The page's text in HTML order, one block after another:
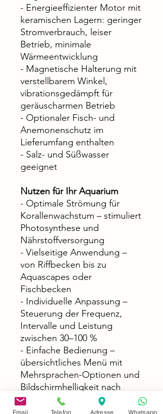
- Energieeffizienter Motor mit
keramischen Lagern: geringer
Stromverbrauch, leiser
Betrieb, minimale
Wärmeentwicklung
- Magnetische Halterung mit
verstellbarem Winkel,
vibrationsgedämpft für
geräuscharmen Betrieb
- Optionaler Fisch- und
Anemonenschutz im
Lieferumfang enthalten
- Salz- und Süßwasser
geeignet
Nutzen für Ihr Aquarium
- Optimale Strömung für
Korallenwachstum – stimuliert
Photosynthese und
Nährstoffversorgung
- Vielseitige Anwendung –
von Riffbecken bis zu
Aquascapes oder
Fischbecken
- Individuelle Anpassung –
Steuerung der Frequenz,
Intervalle und Leistung
zwischen 30–100 %
- Einfache Bedienung –
übersichtliches Menü mit
Mehrsprachen-Optionen und
Bildschirmhelligkeit nach
Wunsch
Email Telefon Adresse Whatsapp